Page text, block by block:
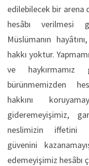
edilebilecek bir arena
hesâbı verilmesi
Müslümanın
hakkı yoktur.
ve haykırmamız
bürünmemizden
hakkını
gideremeyişimiz,
neslimizin iffetini
güvenini
edemeyişimiz hesâbı